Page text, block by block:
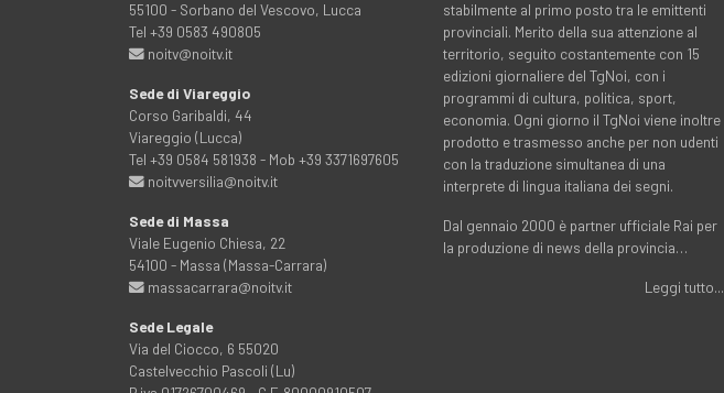
55100 - Sorbano del Vescovo, Lucca
Tel +39 0583 490805
noitv@noitv.it
Sede di Viareggio
Corso Garibaldi, 44
Viareggio (Lucca)
Tel +39 0584 581938 - Mob +39 3371697605
noitvversilia@noitv.it
Sede di Massa
Viale Eugenio Chiesa, 22
54100 - Massa (Massa-Carrara)
massacarrara@noitv.it
Sede Legale
Via del Ciocco, 6 55020
Castelvecchio Pascoli (Lu)
stabilmente al primo posto tra le emittenti
provinciali. Merito della sua attenzione al
territorio, seguito costantemente con 15
edizioni giornaliere del TgNoi, con i
programmi di cultura, politica, sport,
economia. Ogni giorno il TgNoi viene inoltre
prodotto e trasmesso anche per non udenti
con la traduzione simultanea di una
interprete di lingua italiana dei segni.
Dal gennaio 2000 è partner ufficiale Rai per
la produzione di news della provincia…
Leggi tutto...